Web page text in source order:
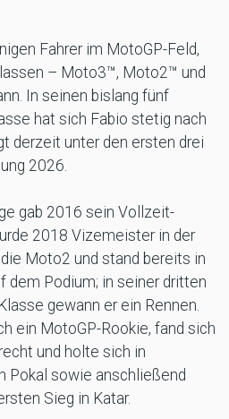
Fahrer im MotoGP-Feld,
– Moto3™, Moto2™ und
In seinen bislang fünf
hat sich Fabio stetig nach
derzeit unter den ersten drei
2026.
gab 2016 sein Vollzeit-
2018 Vizemeister in der
Moto2 und stand bereits in
dem Podium; in seiner dritten
gewann er ein Rennen.
ein MotoGP-Rookie, fand sich
und holte sich in
Pokal sowie anschließend
Sieg in Katar.